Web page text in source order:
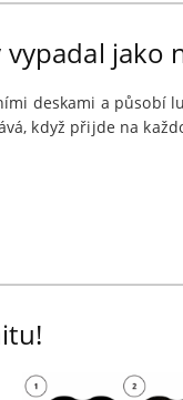
vypadal jako
deskami a působí
když přijde na